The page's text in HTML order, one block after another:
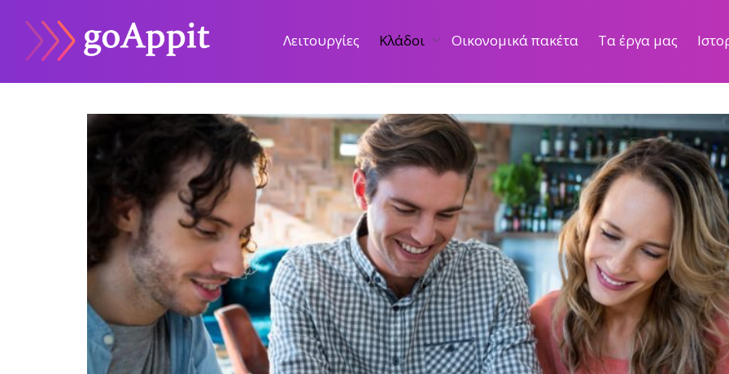
Λειτουργίες Κλάδοι Οικονομικά πακέτα Τα έργα μας